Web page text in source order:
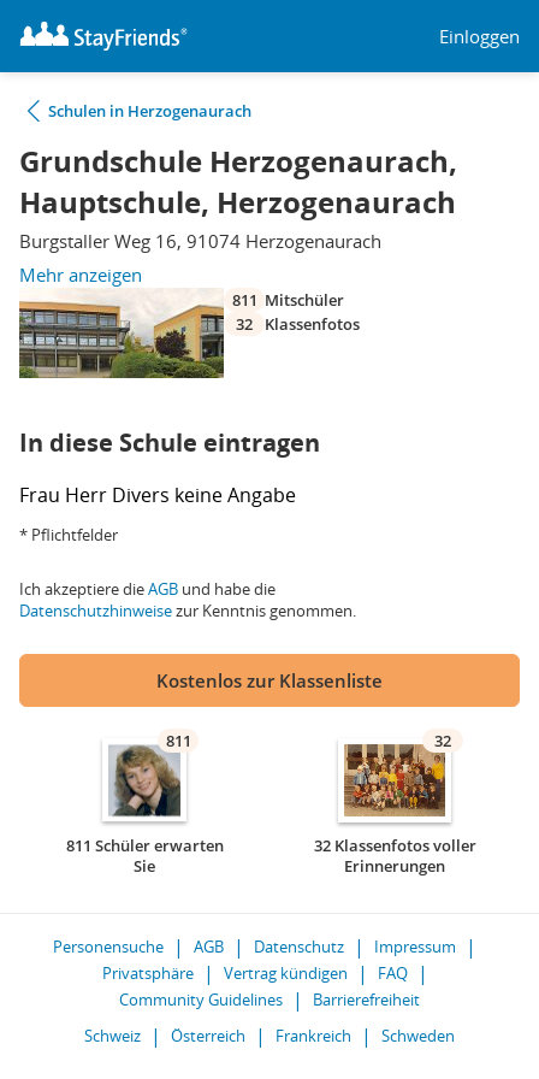
Einloggen
Schulen in Herzogenaurach
Grundschule Herzogenaurach,
Hauptschule, Herzogenaurach
Burgstaller Weg 16, 91074 Herzogenaurach
Mehr anzeigen
811 Mitschüler
32
Klassenfotos
In diese Schule eintragen
Frau Herr Divers keine Angabe
* Pflichtfelder
Ich akzeptiere dieAGB und habe die
Datenschutzhinweisezur Kenntnis genommen.
Kostenlos zur Klassenliste
811
811 Schüler erwarten
Sie
32
32 Klassenfotos voller
Erinnerungen
Personensuche AGB Datenschutz
Impressum
Privatsphäre
Vertrag kündigen
FAQ
Community Guidelines
Barrierefreiheit
Schweiz
Österreich Frankreich Schweden